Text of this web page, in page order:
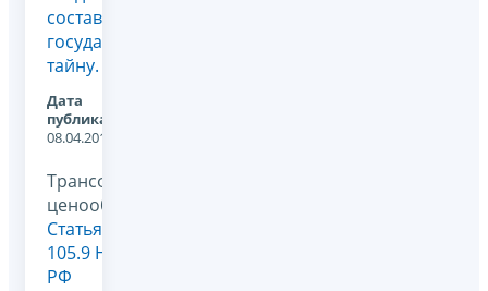
составляющие
государственную
тайну.
Дата
публикации:
08.04.2014
Трансфертное
ценообразование,
Статья
105.9 НК
РФ